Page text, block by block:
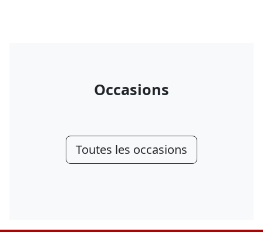
Occasions
Toutes les occasions